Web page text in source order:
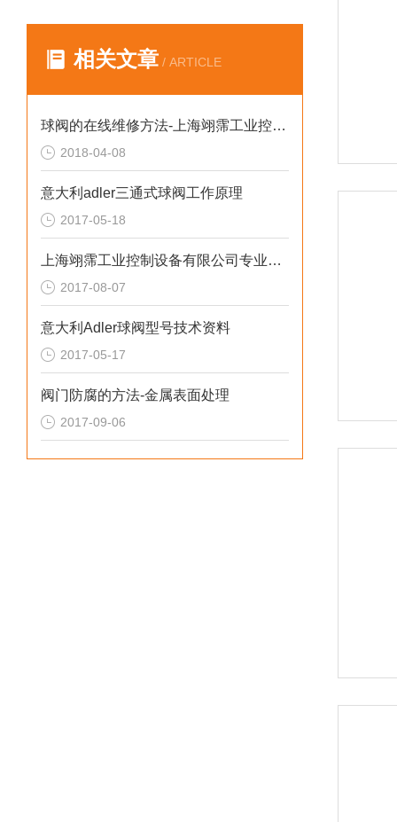
相关文章 / ARTICLE
球阀的在线维修方法-上海翊霈工业控制设备有限公司
2018-04-08
意大利adler三通式球阀工作原理
2017-05-18
上海翊霈工业控制设备有限公司专业介绍阀门的维护和保养
2017-08-07
意大利Adler球阀型号技术资料
2017-05-17
阀门防腐的方法-金属表面处理
2017-09-06